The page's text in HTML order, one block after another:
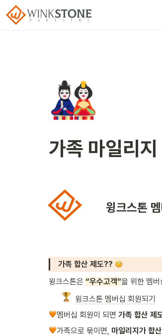
🎎
가족 마일리지
윙크스톤
가족 합산 제도??
윙크스톤은 “우수고객”을 위한 멤
윙크스톤 멤버십 회원되기
멤버십 회원이 되면 가족 합산 제
가족으로 묶이면, 마일리지가 합산